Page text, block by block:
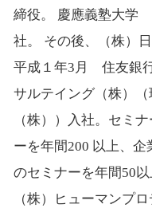
締役。 慶應義塾大学
社。 その後、（株）
平成１年3月 住友銀
サルテイング（株）
（株））入社。セミ
ーを年間200 以上、
のセミナーを年間50
（株）ヒューマンプ